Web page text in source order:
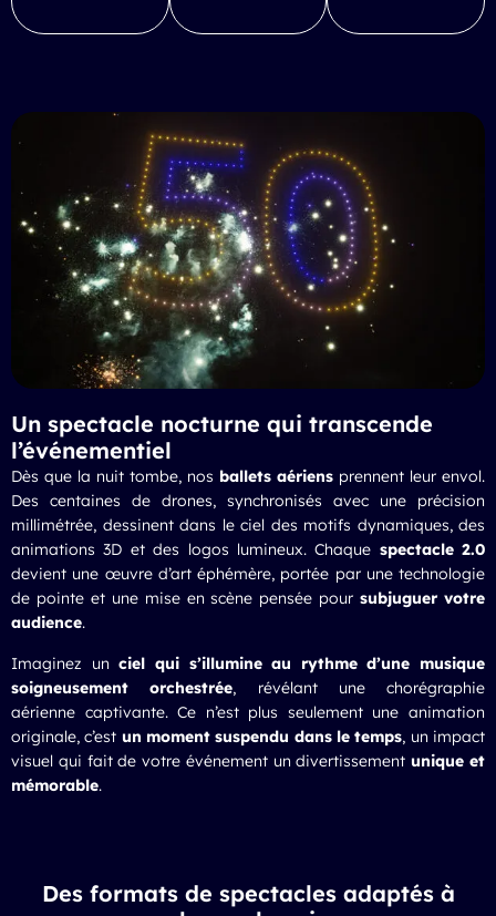
Un spectacle nocturne qui transcende
l’événementiel
Dès que la nuit tombe, nos ballets aériens prennent leur envol.
Des centaines de drones, synchronisés avec une précision
millimétrée, dessinent dans le ciel des motifs dynamiques, des
animations 3D et des logos lumineux. Chaque spectacle 2.0
devient une œuvre d’art éphémère, portée par une technologie
de pointe et une mise en scène pensée poursubjuguer votre
audience.
Imaginez unciel qui s’illumine au rythme d’une musique
soigneusement orchestrée, révélant une chorégraphie
aérienne captivante. Ce n’est plus seulement une animation
originale, c’est un moment suspendu dans le temps, un impact
visuel qui fait de votre événement un divertissementunique et
mémorable.
Des formats de spectacles adaptés à